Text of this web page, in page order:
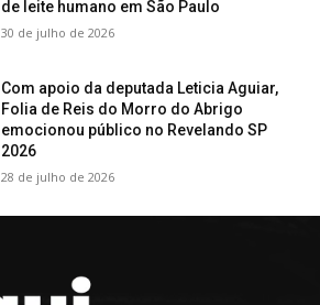
de leite humano em São Paulo
30 de julho de 2026
Com apoio da deputada Leticia Aguiar,
Folia de Reis do Morro do Abrigo
emocionou público no Revelando SP
2026
28 de julho de 2026